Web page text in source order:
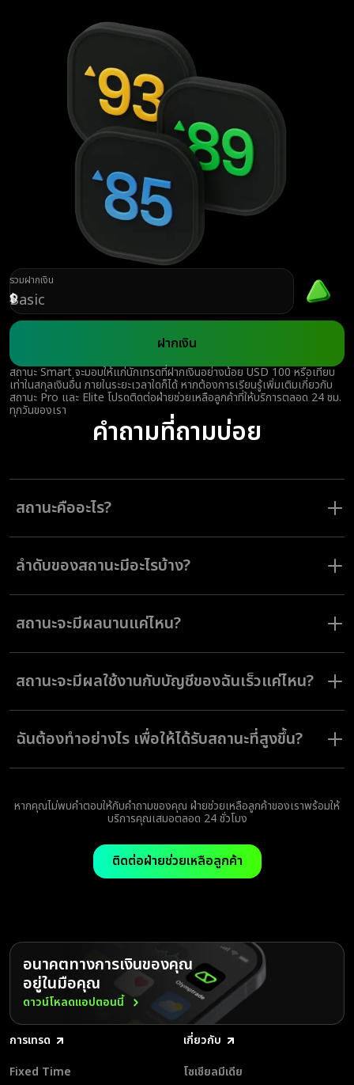
รวมฝากเงิน
$
Basic
ฝากเงิน
สถานะ Smart จะมอบให้แก่นักเทรดที่ฝากเงินอย่างน้อย USD 100 หรือเทียบ
เท่าในสกุลเงินอื่น ภายในระยะเวลาใดก็ได้ หากต้องการเรียนรู้เพิ่มเติมเกี่ยวกับ
สถานะ Pro และ Elite โปรดติดต่อฝ่ายช่วยเหลือลูกค้าที่ให้บริการตลอด 24 ชม.
ทุกวันของเรา
คำถามที่ถามบ่อย
สถานะคืออะไร?
สถานะเป็นอันดับประเภทพิเศษที่นักเทรดสามารถรับได้โดยฝากเงินตามจำนวนที่
กำหนด สถานะช่วยให้เข้าถึงเครื่องมือการเทรด ฟีเจอร์ และบริการที่หลาก
หลายขึ้น
ลำดับของสถานะมีอะไรบ้าง?
แพลตฟอร์ม Olymptrade มี 4 สถานะ: Basic, Smart, Pro และ Elite
เมื่อนักเทรดมีสถานะสูงขึ้น โอกาสในการเทรดจะเพิ่มขึ้น พร้อมการเข้าถึงความ
สามารถในการทำกำไรที่สูงขึ้น เครื่องมือพิเศษ และบริการระดับพรีเมียม
สถานะจะมีผลนานแค่ไหน?
นักเทรดจะได้รับสถานะอย่างถาวร — สถานะจะไม่มีวันหมดอายุ คุณสามารถใช้
สิทธิประโยชน์ทั้งหมดได้จนกว่าจะถึงระดับเงินฝากที่จำเป็นสำหรับการอัปเกรด
เป็นสถานะถัดไป
สถานะจะมีผลใช้งานกับบัญชีของฉันเร็วแค่ไหน?
สถานะจะได้รับการอัปเกรดทันทีที่นักเทรดฝากเงินครบตามจำนวนที่กำหนด
ฉันต้องทำอย่างไร เพื่อให้ได้รับสถานะที่สูงขึ้น?
คุณสามารถรับสถานะที่สูงขึ้นได้โดยฝากเงินเข้าบัญชีของคุณครั้งเดียว:
สถานะ Pro — ตั้งแต่ $2,000
สถานะ Elite — ตั้งแต่ $30,000
หากบัญชีของคุณใช้สกุลเงินอื่น จำนวนเงินที่กำหนดจะถูกคำนวณตามอัตราแลก
หากคุณไม่พบคำตอบให้กับคำถามของคุณ ฝ่ายช่วยเหลือลูกค้าของเราพร้อมให้
บริการคุณเสมอตลอด 24 ชั่วโมง
ติดต่อฝ่ายช่วยเหลือลูกค้า
อนาคตทางการเงินของคุณ
อยู่ในมือคุณ
ดาวน์โหลดแอปตอนนี้
การเทรด
Fixed Time
เกี่ยวกับ
โซเชียลมีเดีย